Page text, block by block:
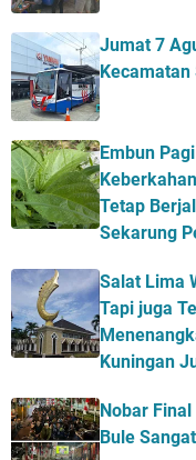
Jumat 7
Kecamatan
Embun
Tetap
Sekarung
Salat Lima
Tapi juga
Kuningan
Nobar
Bule